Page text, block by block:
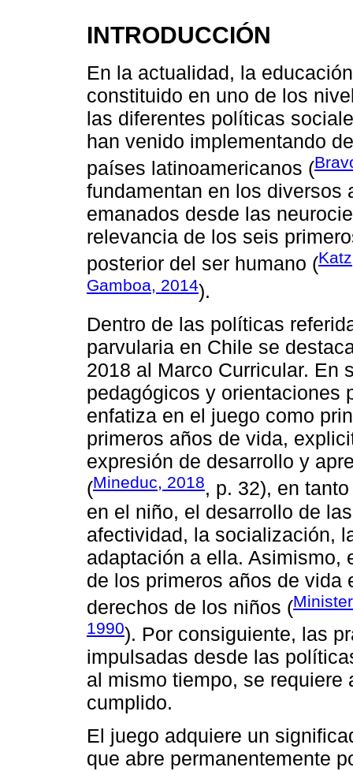
INTRODUCCIÓN
En la actualidad, la
constituido en uno de los
las diferentes políticas
han venido implementando
países latinoamericanos (
fundamentan en los diversos
emanados desde las
relevancia de los seis
posterior del ser humano (
Gamboa, 2014).
Dentro de las políticas
parvularia en Chile se
2018 al Marco Curricular. En
pedagógicos y orientaciones
enfatiza en el juego como
primeros años de vida,
expresión de desarrollo y
(Mineduc, 2018, p. 32), en
en el niño, el desarrollo de
afectividad, la socialización,
adaptación a ella. Asimismo,
de los primeros años de vida
derechos de los niños (
1990). Por consiguiente, las
impulsadas desde las
al mismo tiempo, se requiere
cumplido.
El juego adquiere un
que abre permanentemente